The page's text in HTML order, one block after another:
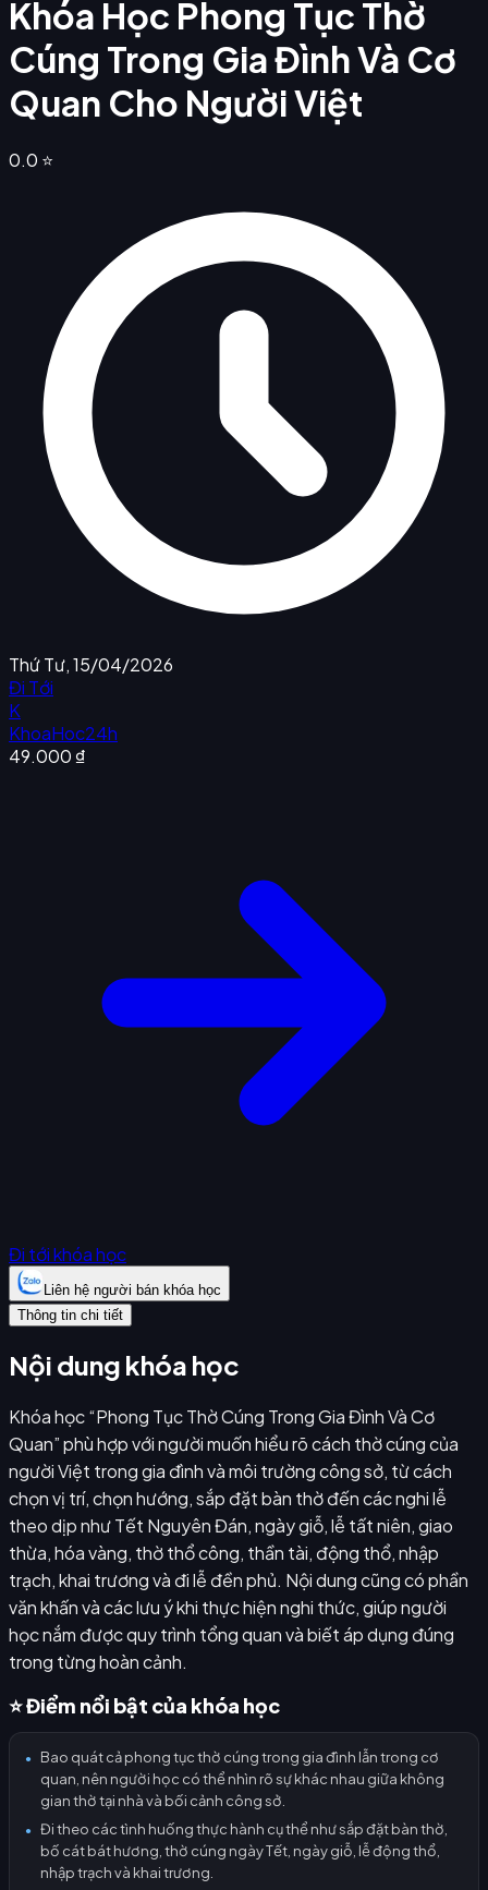
Khóa Học Phong Tục Thờ
Cúng Trong Gia Đình Và Cơ
Quan Cho Người Việt
0.0 ⭐
Thứ Tư, 15/04/2026
Đi Tới
K
KhoaHoc24h
49.000 ₫
Đi tới khóa học
Liên hệ người bán khóa học
Thông tin chi tiết
Nội dung khóa học
Khóa học “Phong Tục Thờ Cúng Trong Gia Đình Và Cơ
Quan” phù hợp với người muốn hiểu rõ cách thờ cúng của
người Việt trong gia đình và môi trường công sở, từ cách
chọn vị trí, chọn hướng, sắp đặt bàn thờ đến các nghi lễ
theo dịp như Tết Nguyên Đán, ngày giỗ, lễ tất niên, giao
thừa, hóa vàng, thờ thổ công, thần tài, động thổ, nhập
trạch, khai trương và đi lễ đền phủ. Nội dung cũng có phần
văn khấn và các lưu ý khi thực hiện nghi thức, giúp người
học nắm được quy trình tổng quan và biết áp dụng đúng
trong từng hoàn cảnh.
⭐ Điểm nổi bật của khóa học
●
Bao quát cả phong tục thờ cúng trong gia đình lẫn trong cơ
quan, nên người học có thể nhìn rõ sự khác nhau giữa không
gian thờ tại nhà và bối cảnh công sở.
●
Đi theo các tình huống thực hành cụ thể như sắp đặt bàn thờ,
bố cát bát hương, thờ cúng ngày Tết, ngày giỗ, lễ động thổ,
nhập trạch và khai trương.